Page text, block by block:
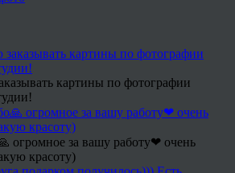
картины по фотографии
огромное за вашу работу❤ очень
красоту)